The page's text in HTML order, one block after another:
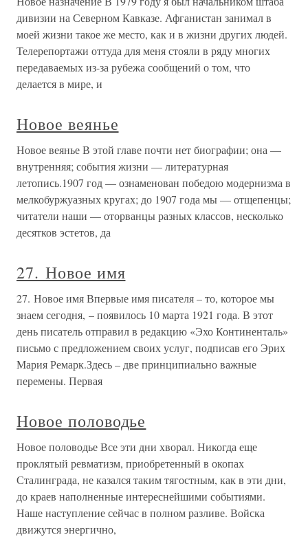
дивизии на Северном Кавказе. Афганистан занимал в
моей жизни такое же место, как и в жизни других людей.
Телерепортажи оттуда для меня стояли в ряду многих
передаваемых из-за рубежа сообщений о том, что
делается в мире, и
Новое веянье
Новое веянье В этой главе почти нет биографии; она —
внутренняя; события жизни — литературная
летопись.1907 год — ознаменован победою модернизма в
мелкобуржуазных кругах; до 1907 года мы — отщепенцы;
читатели наши — оторванцы разных классов, несколько
десятков эстетов, да
27. Новое имя
27. Новое имя Впервые имя писателя – то, которое мы
знаем сегодня, – появилось 10 марта 1921 года. В этот
день писатель отправил в редакцию «Эхо Континенталь»
письмо с предложением своих услуг, подписав его Эрих
Мария Ремарк.Здесь – две принципиально важные
перемены. Первая
Новое половодье
Новое половодье Все эти дни хворал. Никогда еще
проклятый ревматизм, приобретенный в окопах
Сталинграда, не казался таким тягостным, как в эти дни,
до краев наполненные интереснейшими событиями.
Наше наступление сейчас в полном разливе. Войска
движутся энергично,